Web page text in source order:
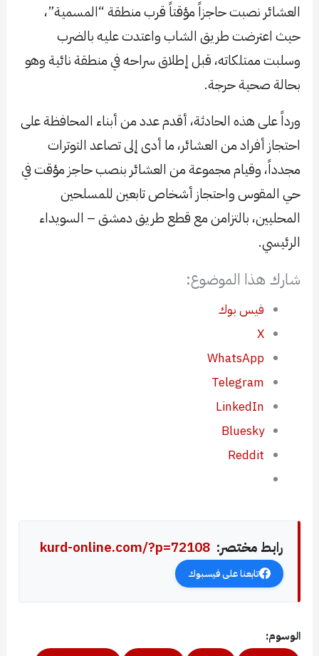
العشائر نصبت حاجزاً مؤقتاً قرب منطقة “المسمية”،
حيث اعترضت طريق الشاب واعتدت عليه بالضرب
وسلبت ممتلكاته، قبل إطلاق سراحه في منطقة نائية وهو
بحالة صحية حرجة.
ورداً على هذه الحادثة، أقدم عدد من أبناء المحافظة على
احتجاز أفراد من العشائر، ما أدى إلى تصاعد التوترات
مجدداً، وقيام مجموعة من العشائر بنصب حاجز مؤقت في
حي المقوس واحتجاز أشخاص تابعين للمسلحين
المحليين، بالتزامن مع قطع طريق دمشق – السويداء
الرئيسي.
شارك هذا الموضوع:
فيس بوك
X
WhatsApp
Telegram
LinkedIn
Bluesky
Reddit
رابط مختصر: kurd-online.com/?p=72108
تابعنا على فيسبوك
الوسوم: